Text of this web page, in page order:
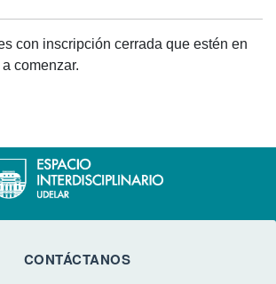
con inscripción cerrada que estén en
comenzar.
CONTÁCTANOS